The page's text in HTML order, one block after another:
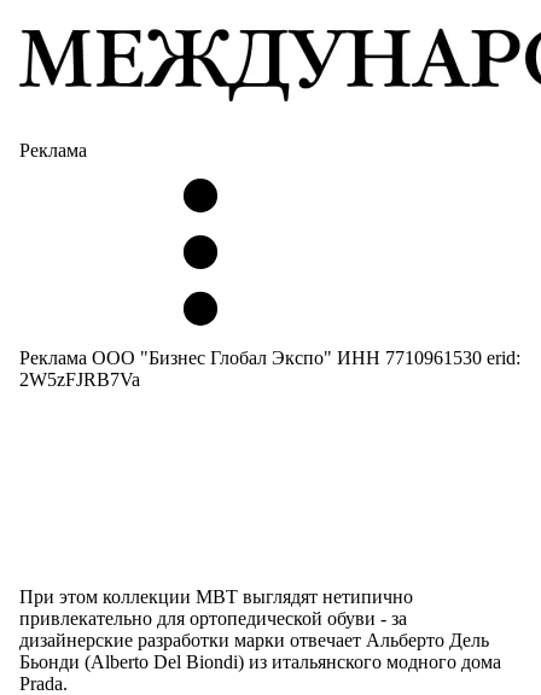
Реклама
Реклама ООО "Бизнес Глобал Экспо" ИНН 7710961530 erid:
2W5zFJRB7Va
При этом коллекции MBT выглядят нетипично
привлекательно для ортопедической обуви - за
дизайнерские разработки марки отвечает Альберто Дель
Бьонди (Alberto Del Biondi) из итальянского модного дома
Prada.